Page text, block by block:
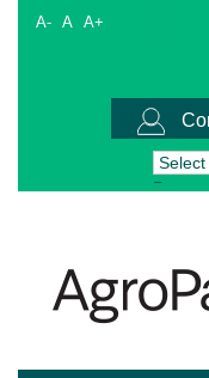
A- A A+